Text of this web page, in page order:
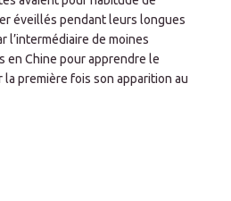
éveillés pendant leurs longues
l’intermédiaire de moines
en Chine pour apprendre le
première fois son apparition au